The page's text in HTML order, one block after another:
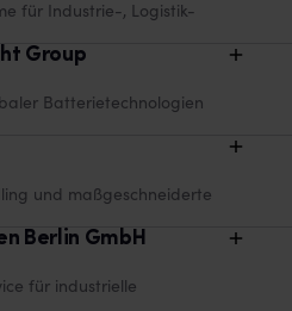
für Industrie-, Logistik-
Group
Batterietechnologien
und maßgeschneiderte
Berlin GmbH
für industrielle